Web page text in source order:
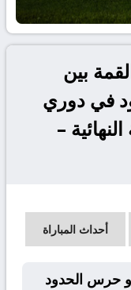
بين
في دوري
–
أحداث المباراة
و حرس الحدود